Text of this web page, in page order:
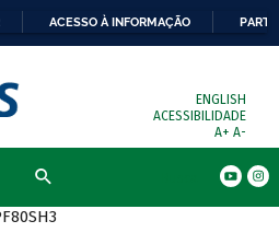
ACESSO À INFORMAÇÃO
ENGLISH
ACESSIBILIDADE
A+ A-